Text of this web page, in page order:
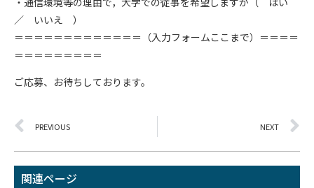
／ いいえ ）
＝＝＝＝＝＝＝＝＝＝＝＝＝（入力フォームここまで）＝＝＝＝
＝＝＝＝＝＝＝＝＝
ご応募、お待ちしております。
PREVIOUS NEXT
関連ページ